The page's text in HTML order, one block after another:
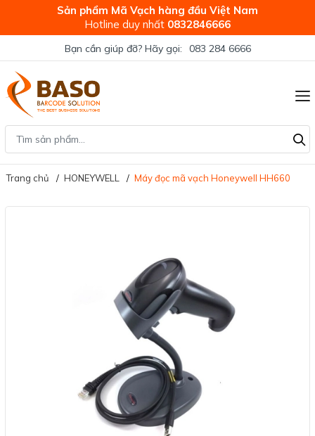
Sản phẩm Mã Vạch hàng đầu Việt Nam
Hotline duy nhất 0832846666
Bạn cần giúp đỡ? Hãy gọi: 083 284 6666
Trang chủ HONEYWELL Máy đọc mã vạch Honeywell HH660